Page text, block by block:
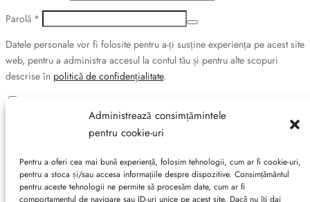
Administrează consimțămintele
pentru cookie-uri
Pentru a oferi cea mai bună experiență, folosim tehnologii, cum ar fi cookie-uri,
pentru a stoca și/sau accesa informațiile despre dispozitive. Consimțământul
pentru aceste tehnologii ne permite să procesăm date, cum ar fi
comportamentul de navigare sau ID-uri unice pe acest site. Dacă nu îți dai
Parolă *
Datele personale vor fi folosite pentru a-ți susține experiența pe acest site
web, pentru a administra accesul la contul tău și pentru alte scopuri
descrise în politică de confidențialitate.
Search